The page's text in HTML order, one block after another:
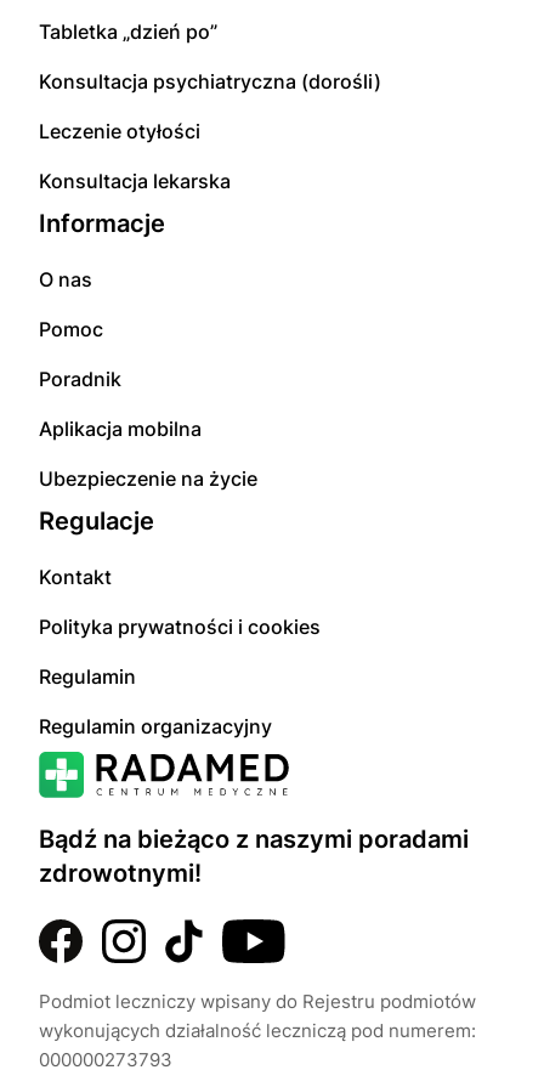
Bądź na bieżąco z naszymi poradami
zdrowotnymi!
Podmiot leczniczy wpisany do Rejestru podmiotów
wykonujących działalność leczniczą pod numerem:
000000273793
Tabletka „dzień po”
Konsultacja psychiatryczna (dorośli)
Leczenie otyłości
Konsultacja lekarska
Informacje
O nas
Pomoc
Poradnik
Aplikacja mobilna
Ubezpieczenie na życie
Regulacje
Kontakt
Polityka prywatności i cookies
Regulamin
Regulamin organizacyjny